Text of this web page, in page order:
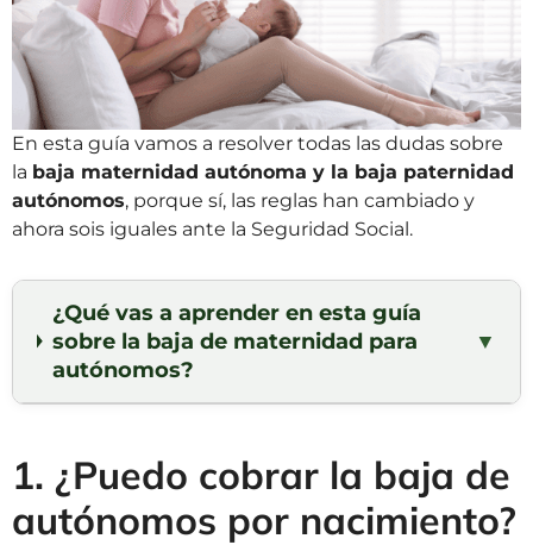
En esta guía vamos a resolver todas las dudas sobre
la baja maternidad autónoma y la baja paternidad
autónomos, porque sí, las reglas han cambiado y
ahora sois iguales ante la Seguridad Social.
¿Qué vas a aprender en esta guía
sobre la baja de maternidad para
autónomos?
▼
1. ¿Puedo cobrar la baja de
autónomos por nacimiento?